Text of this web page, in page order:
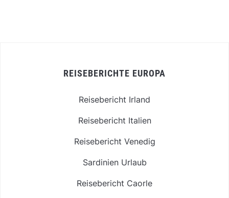
REISEBERICHTE EUROPA
Reisebericht Irland
Reisebericht Italien
Reisebericht Venedig
Sardinien Urlaub
Reisebericht Caorle